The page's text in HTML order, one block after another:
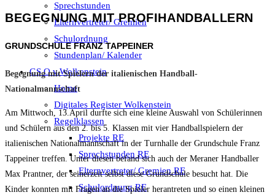
Sprechstunden
Elternvertreter/ Gremien
Schulordnung
Stundenplan/ Kalender
GS O.v.Wolkenstein
Home
Digitales Register Wolkenstein
Regelklassen
Projekte RE
Sprechstunden RE
Elternvertreter/ Gremien RE
Schulordnung RE
BEGEGNUNG MIT PROFIHANDBALLERN
GRUNDSCHULE FRANZ TAPPEINER
Begegnung mit Spielern der italienischen Handball-
Nationalmannschaft
Am Mittwoch, 13.April durfte sich eine kleine Auswahl von Schülerinnen
und Schülern aus den 2. bis 5. Klassen mit vier Handballspielern der
italienischen Nationalmannschaft in der Turnhalle der Grundschule Franz
Tappeiner treffen. Unter diesen befand sich auch der Meraner Handballer
Max Prantner, der seinerzeit selbst diese Grundschule besucht hat. Die
Kinder konnten mit Fragen an die Spieler herantreten und so einen kleinen